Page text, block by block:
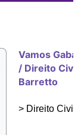
Vamos
/ Direito Civil
Barretto
> Direito Civil